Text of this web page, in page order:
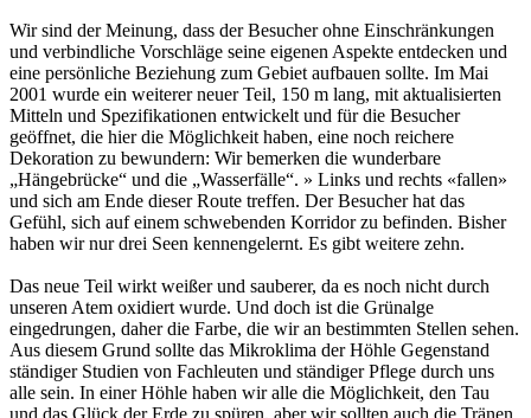
Wir sind der Meinung, dass der Besucher ohne Einschränkungen
und verbindliche Vorschläge seine eigenen Aspekte entdecken und
eine persönliche Beziehung zum Gebiet aufbauen sollte. Im Mai
2001 wurde ein weiterer neuer Teil, 150 m lang, mit aktualisierten
Mitteln und Spezifikationen entwickelt und für die Besucher
geöffnet, die hier die Möglichkeit haben, eine noch reichere
Dekoration zu bewundern: Wir bemerken die wunderbare
„Hängebrücke“ und die „Wasserfälle“. » Links und rechts «fallen»
und sich am Ende dieser Route treffen. Der Besucher hat das
Gefühl, sich auf einem schwebenden Korridor zu befinden. Bisher
haben wir nur drei Seen kennengelernt. Es gibt weitere zehn.
Das neue Teil wirkt weißer und sauberer, da es noch nicht durch
unseren Atem oxidiert wurde. Und doch ist die Grünalge
eingedrungen, daher die Farbe, die wir an bestimmten Stellen sehen.
Aus diesem Grund sollte das Mikroklima der Höhle Gegenstand
ständiger Studien von Fachleuten und ständiger Pflege durch uns
alle sein. In einer Höhle haben wir alle die Möglichkeit, den Tau
und das Glück der Erde zu spüren, aber wir sollten auch die Tränen